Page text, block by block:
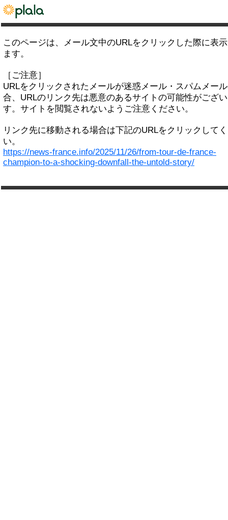
このページは、メール文中のURLをクリックした際に表
ます。
［ご注意］
URLをクリックされたメールが迷惑メール・スパムメー
合、URLのリンク先は悪意のあるサイトの可能性がござ
す。サイトを閲覧されないようご注意ください。
リンク先に移動される場合は下記のURLをクリックして
い。
https://news-france.info/2025/11/26/from-tour-de-france-
champion-to-a-shocking-downfall-the-untold-story/